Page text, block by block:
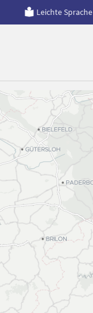
Leichte Sprache